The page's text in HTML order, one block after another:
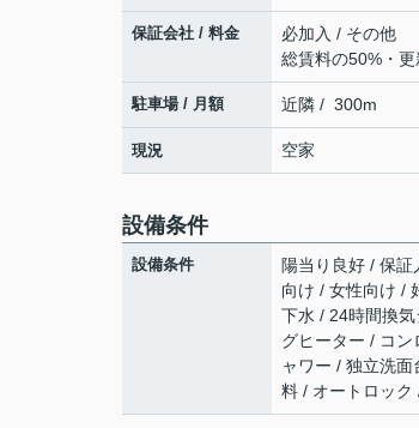
保証会社 / 料金
必加入 / その他
総賃料の50%・
駐車場 / 月額 近隣 / 300m
現況 空家
設備条件
設備条件
陽当り良好 / 保
向け / 女性向け /
下水 / 24時間換
グヒーター / コ
ャワー / 独立洗
料 / オートロック